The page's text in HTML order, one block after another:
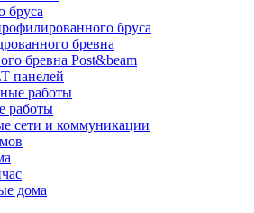
бруса
бруса
бревна
бревна Post&beam
панелей
работы
работы
сети и коммуникации
дома